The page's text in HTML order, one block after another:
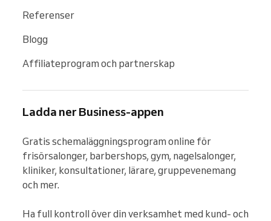
Referenser
Blogg
Affiliateprogram och partnerskap
Ladda ner Business-appen
Gratis schemaläggningsprogram online för
frisörsalonger, barbershops, gym, nagelsalonger,
kliniker, konsultationer, lärare, gruppevenemang
och mer.
Ha full kontroll över din verksamhet med kund- och